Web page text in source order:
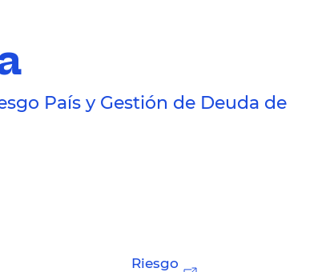
País y Gestión de Deuda de
Riesgo